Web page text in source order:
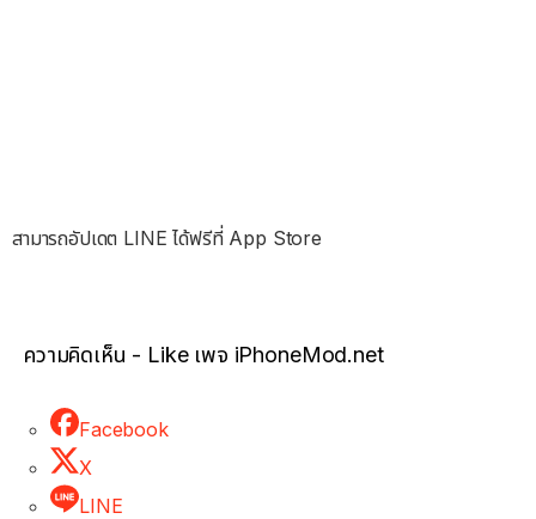
สามารถอัปเดต LINE ได้ฟรีที่ App Store
ความคิดเห็น - Like เพจ iPhoneMod.net
Facebook
X
LINE